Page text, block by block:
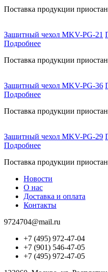
Поставка продукции
Защитный чехол MKV-PG-21
Подробнее
Поставка продукции
Защитный чехол MKV-PG-36
Подробнее
Поставка продукции
Защитный чехол MKV-PG-29
Подробнее
Поставка продукции
Новости
О нас
Доставка и оплата
Контакты
9724704@mail.ru
+7 (495) 972-47-04
+7 (901) 546-47-05
+7 (495) 972-47-05